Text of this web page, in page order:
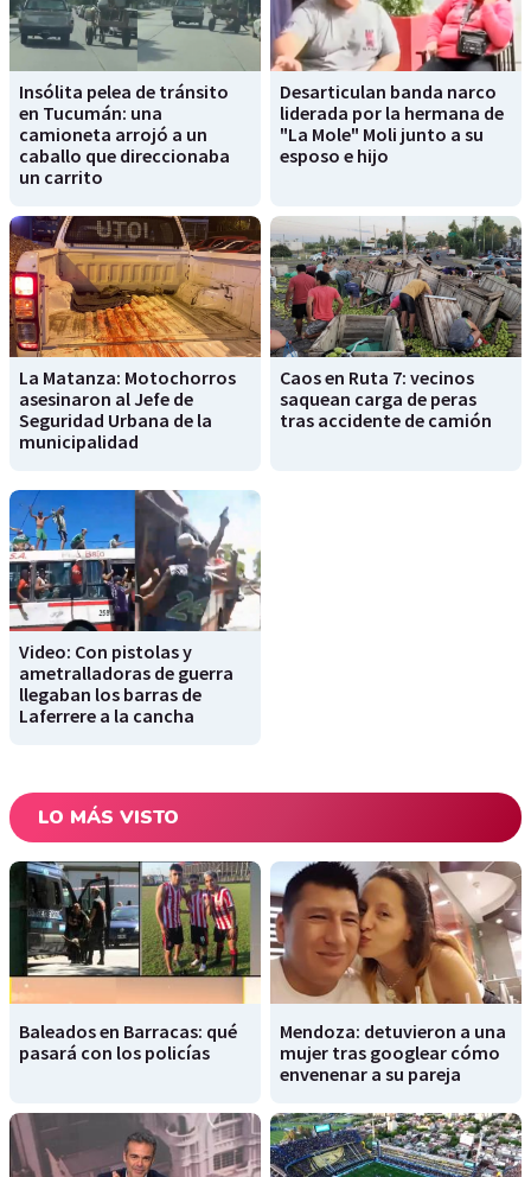
Insólita pelea de tránsito
en Tucumán: una
camioneta arrojó a un
caballo que direccionaba
un carrito
Desarticulan banda narco
liderada por la hermana de
"La Mole" Moli junto a su
esposo e hijo
La Matanza: Motochorros
asesinaron al Jefe de
Seguridad Urbana de la
municipalidad
Caos en Ruta 7: vecinos
saquean carga de peras
tras accidente de camión
Video: Con pistolas y
ametralladoras de guerra
llegaban los barras de
Laferrere a la cancha
LO MÁS VISTO
Baleados en Barracas: qué
pasará con los policías
Mendoza: detuvieron a una
mujer tras googlear cómo
envenenar a su pareja